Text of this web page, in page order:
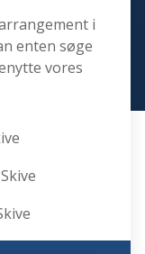
i
enten søge
vores